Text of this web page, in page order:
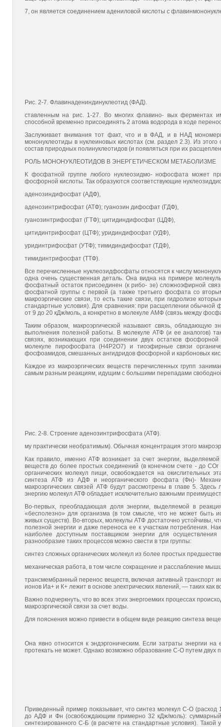
7, он является соединением адениловой кислоты с
Рис. 2-7. Флавинадениндинуклеотид (ФАД).
ставленным на рис. 1-27. Во многих флавино- вых ферментах
способной временно присоединять 2 атома водорода в ходе
Заслуживает внимания тот факт, что и в ФАД, и в НАД
мононуклеотиды в нуклеиновых кислотах (см. раздел 2.3). Из
состав природных полинуклеотидов (и появляться при их
РОЛЬ МОНОНУКЛЕОТИДОВ В ЭНЕРГЕТИЧЕСКОМ МЕТАБОЛИЗМЕ
К фосфатной группе любого нуклеозидмо- нофосфата может
фосфорной кислоты. Так образуются соответствующие
аденозиндифосфат (АДФ),
аденозинтрифосфат (АТФ); гуанозин дифосфат (ГДФ),
гуанозинтрифосфат (ГТФ); цитидиндифосфат (ЦДФ),
цитидинтрифосфат (ЦТФ); уридиндифосфат (УДФ),
уридинтрифосфат (УТФ); тимидиндифосфат (ТДФ),
тимидинтрифосфат (ТТФ).
Все перечисленные нуклеозидфосфаты относятся к числу
одна очень существенная деталь. Она видна на примере
фосфатный остаток присоединен (к рибо- зе) сложноэфирной
фосфатной группы с первой (а также третьего фосфата со
макроэргические связи, то есть такие связи, при гидролизе
стандартные условия). Для сравнения: при расщеплении обычной
от 9 до 20 кДж/моль, а конкретно в молекуле АМФ (связь между
Таким образом, макроэргической называют связь, обладающую
выполнения полезной работы. В молекуле АТФ (и ее аналогов)
связях, возникающих при соединении двух остатков
молекуле пирофосфата (Н4Р2О7) и тиоэфирные связи
фосфоамидов, смешанных ангидридов фосфорной и карбоновых
Каждое из макроэргических веществ перечисленных групп
самым разным реакциям, идущим с большими перепадами
Рис. 2-8. Строение аденозинтрифосфата (АТФ).
му практически необратимым). Обычная концентрация этого
Как правило, именно АТФ возникает за счет энергии,
веществ до более простых соединений (в конечном счете - до
органических молекул пищи, освобождается на окислительных
синтеза АТФ из АДФ и неорганического фосфата (Фн)-
макроэргических связей АТФ будут рассмотрены в главе 5.
энергию молекул АТФ обладает исключительно важными
Во-первых, преобладающая доля энергии, выделяемой в
«бесполезно» для организма (в том смысле, что не может быть
живых существ). Во-вторых, молекулы АТФ достаточно устойчивы,
полезной энергии и даже переноса ее к участкам потребления.
наиболее доступным поставщиком энергии для
разнообразие таких процессов можно свести в три группы:
синтез сложных органических молекул из более простых
механическая работа, в том числе сокращение и расслабление
трансмембранный перенос веществ, включая активный транспорт
ионов Иа+ и К+ лежит в основе электрических явлений, — таких как
Важно подчеркнуть, что во всех этих энергоемких процессах
макроэргической связи за счет воды.
Для пояснения можно привести в общем виде реакцию синтеза
Она явно относится к эндэргоническим. Если затраты энергии
протекать не может. Однако возможно образование С-О путем двух
Приведенный пример показывает, что синтез молекул С-О
до АДФ и Фн (освобождающим примерно 32 кДж/моль):
синтезированного С-Б (в расчете на стандартные условия). Такой